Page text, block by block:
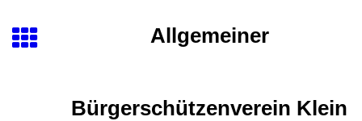
Allgemeiner
Bürgerschützenverein Klein